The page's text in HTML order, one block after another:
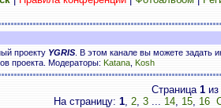
проекту YGRIS. В этом канале вы можете задать
проекта. Модераторы: Katana, Kosh
Страница 1из
На страницу: 1, 2, 3 ... 14, 15, 16